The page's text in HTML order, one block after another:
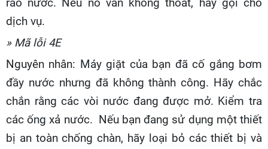
ráo nước. Nếu nó vẫn không thoát, hãy gọi cho
dịch vụ.
» Mã lỗi 4E
Nguyên nhân: Máy giặt của bạn đã cố gắng bơm
đầy nước nhưng đã không thành công. Hãy chắc
chắn rằng các vòi nước đang được mở. Kiểm tra
các ống xả nước. Nếu bạn đang sử dụng một thiết
bị an toàn chống chàn, hãy loại bỏ các thiết bị và